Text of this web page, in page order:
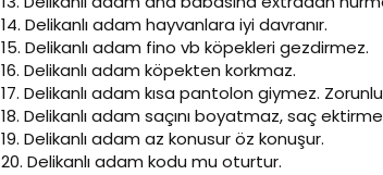
14. Delikanlı adam hayvanlara iyi davranır.
15. Delikanlı adam fino vb köpekleri gezdirmez.
16. Delikanlı adam köpekten korkmaz.
17. Delikanlı adam kısa pantolon giymez.
18. Delikanlı adam saçını boyatmaz, saç
19. Delikanlı adam az konusur öz konuşur.
20. Delikanlı adam kodu mu oturtur.